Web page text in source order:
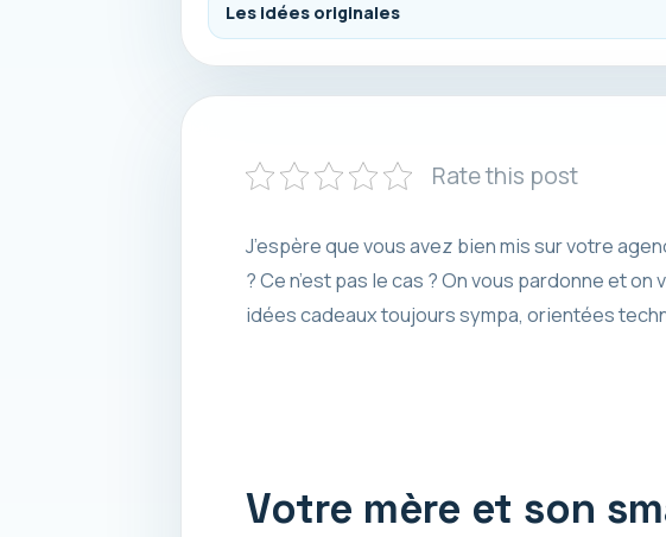
Les idées originales
Rate this post
J’espère que vous avez bien mis sur votre
? Ce n’est pas le cas ? On vous pardonne et
idées cadeaux toujours sympa, orientées
Votre mère et son